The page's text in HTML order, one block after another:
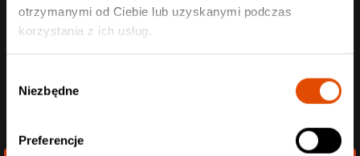
otrzymanymi od Ciebie lub uzyskanymi podczas
korzystania z ich usług.
zgody
Niezbędne
Preferencje